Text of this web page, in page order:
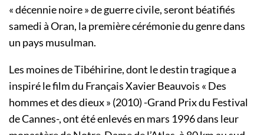
« décennie noire » de guerre civile, seront béatifiés
samedi à Oran, la première cérémonie du genre dans
un pays musulman.
Les moines de Tibéhirine, dont le destin tragique a
inspiré le film du Français Xavier Beauvois « Des
hommes et des dieux » (2010) -Grand Prix du Festival
de Cannes-, ont été enlevés en mars 1996 dans leur